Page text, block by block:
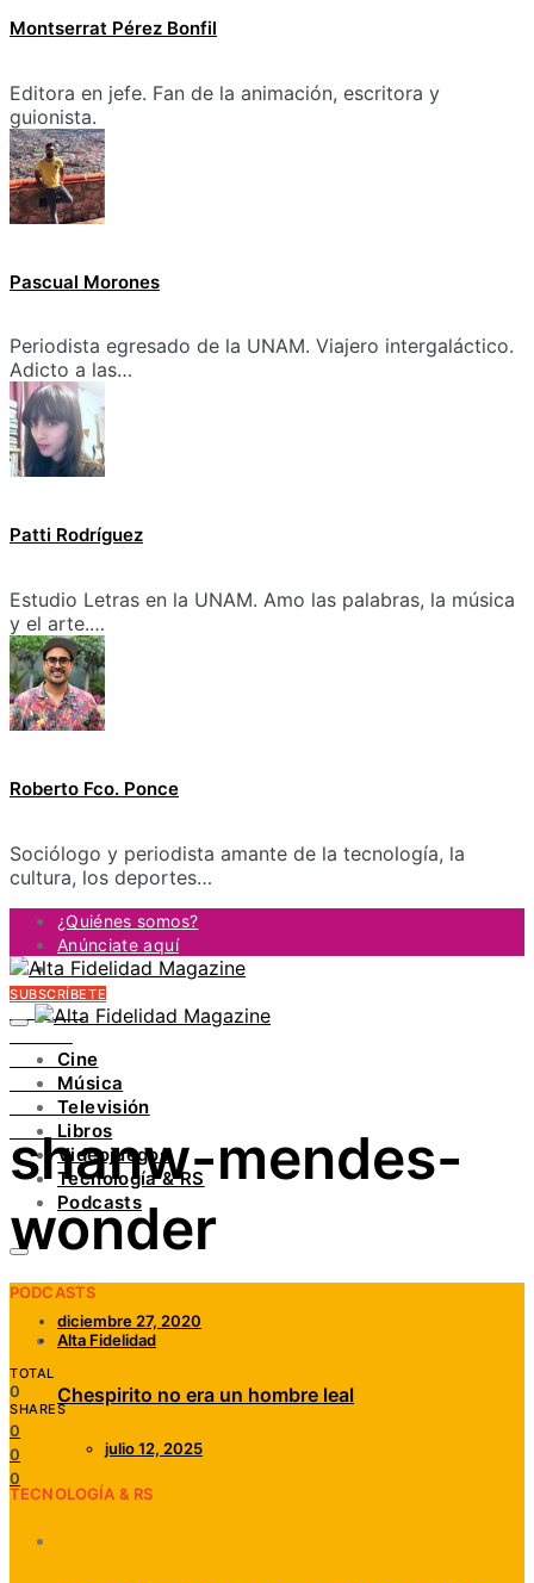
Montserrat Pérez Bonfil
Editora en jefe. Fan de la animación, escritora y
guionista.
Pascual Morones
Periodista egresado de la UNAM. Viajero intergaláctico.
Adicto a las…
Patti Rodríguez
Estudio Letras en la UNAM. Amo las palabras, la música
y el arte.…
Roberto Fco. Ponce
Sociólogo y periodista amante de la tecnología, la
cultura, los deportes…
¿Quiénes somos?
Anúnciate aquí
Contacto
FACEBOOK
INSTAGRAM
PINTEREST
YOUTUBE
LINKEDIN
SUBSCRÍBETE
Cine
Música
Televisión
Libros
Videojuegos
Tecnología & RS
Podcasts
PODCASTS
Chespirito no era un hombre leal
julio 12, 2025
TECNOLOGÍA & RS
shanw-mendes-
wonder
diciembre 27, 2020
Alta Fidelidad
TOTAL
0
SHARES
0
0
0